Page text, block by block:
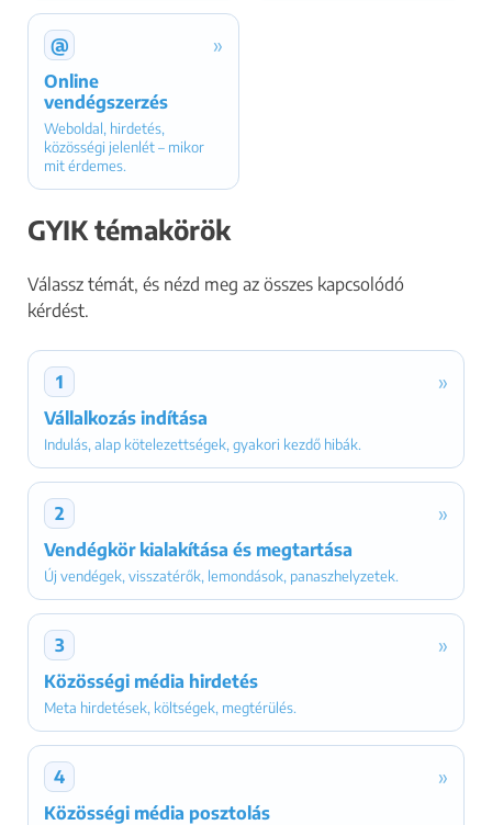
@ »
Online
vendégszerzés
Weboldal, hirdetés,
közösségi jelenlét – mikor
mit érdemes.
GYIK témakörök
Válassz témát, és nézd meg az összes kapcsolódó
kérdést.
1 »
Vállalkozás indítása
Indulás, alap kötelezettségek, gyakori kezdő hibák.
2 »
Vendégkör kialakítása és megtartása
Új vendégek, visszatérők, lemondások, panaszhelyzetek.
3 »
Közösségi média hirdetés
Meta hirdetések, költségek, megtérülés.
4 »
Közösségi média posztolás